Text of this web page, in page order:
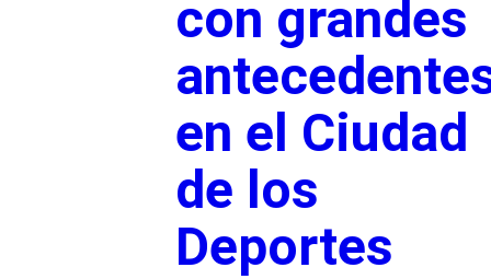
con grandes
en el Ciudad
de los
Deportes